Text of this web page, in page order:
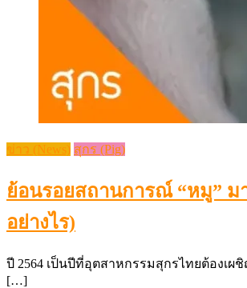
ข่าว (News) สุกร (Pig)
ย้อนรอยสถานการณ์ “หมู” ม
อย่างไร)
ปี 2564 เป็นปีที่อุตสาหกรรมสุกรไทยต้องเ
[…]